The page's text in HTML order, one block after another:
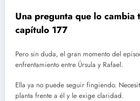
Una pregunta que lo cambia
capítulo 177
Pero sin duda, el gran momento del
enfrentamiento entre Úrsula y Rafael.
Ella ya no puede seguir fingiendo.
planta frente a él y le exige claridad.